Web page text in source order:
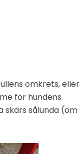
omkrets, eller
för hundens
skärs sålunda (om